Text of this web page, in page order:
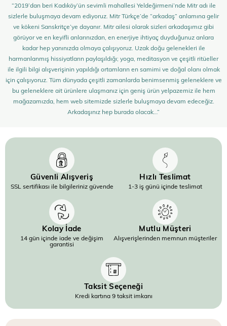
“2019’dan beri Kadıköy’ün sevimli mahallesi Yeldeğirmeni’nde Mitr adı ile
sizlerle buluşmaya devam ediyoruz. Mitr Türkçe’de “arkadaş” anlamına gelir
ve kökeni Sanskritçe’ye dayanır. Mitr ailesi olarak sizleri arkadaşımız gibi
görüyor ve en keyifli anlarınızdan, en enerjiye ihtiyaç duyduğunuz anlara
kadar hep yanınızda olmaya çalışıyoruz. Uzak doğu gelenekleri ile
harmanlanmış hissiyatların paylaşıldığı; yoga, meditasyon ve çeşitli ritüeller
ile ilgili bilgi alışverişinin yapıldığı ortamların en samimi ve doğal olanı olmak
için çalışıyoruz. Tüm dünyada çeşitli zamanlarda benimsenmiş geleneklere ve
bu geleneklere ait ürünlere ulaşmanız için geniş ürün yelpazemiz ile hem
mağazamızda, hem web sitemizde sizlerle buluşmaya devam edeceğiz.
Arkadaşınız hep burada olacak…”
Güvenli Alışveriş
SSL sertifikası ile bilgileriniz güvende
Hızlı Teslimat
1-3 iş günü içinde teslimat
Kolay İade
14 gün içinde iade ve değişim
garantisi
Mutlu Müşteri
Alışverişlerinden memnun müşteriler
Taksit Seçeneği
Kredi kartına 9 taksit imkanı